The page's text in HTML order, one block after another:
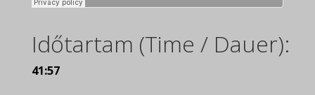
Időtartam (Time / Dauer):
41:57